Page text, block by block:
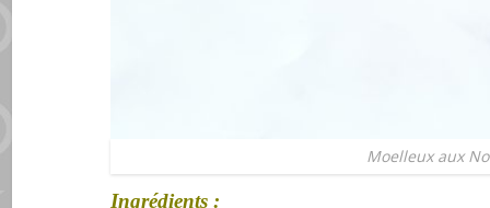
Moelleux aux
Ingrédients :